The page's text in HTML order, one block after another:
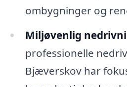
ombygninger og
Miljøvenlig
professionelle
Bjæverskov har